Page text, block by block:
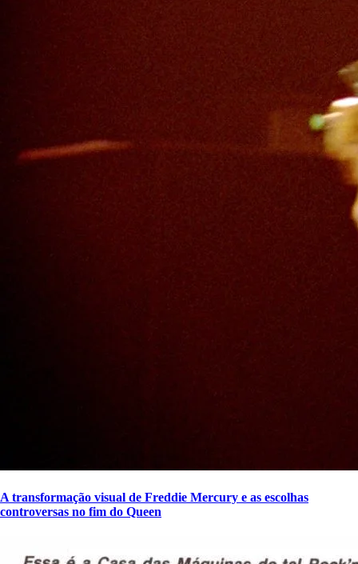
A transformação visual de Freddie Mercury e as escolhas
controversas no fim do Queen